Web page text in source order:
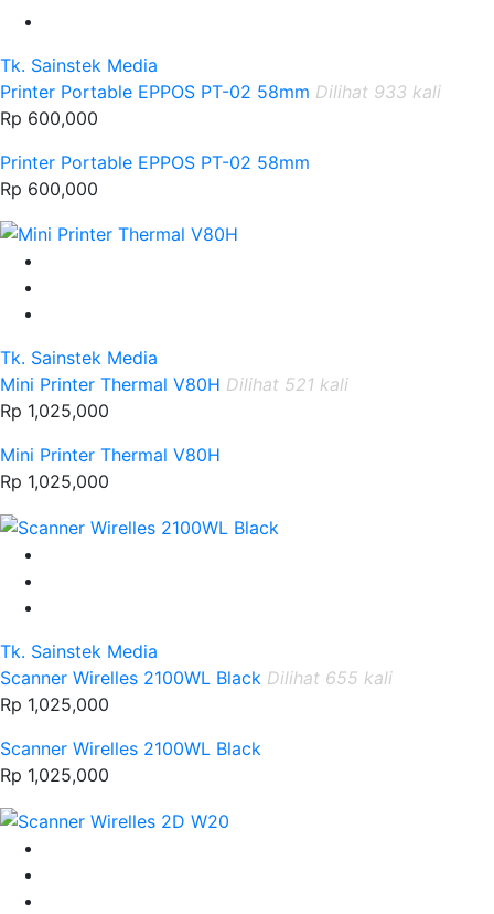
Tk. Sainstek Media
Printer Portable EPPOS PT-02 58mm Dilihat 933 kali
Rp 600,000
Printer Portable EPPOS PT-02 58mm
Rp 600,000
Tk. Sainstek Media
Mini Printer Thermal V80H Dilihat 521 kali
Rp 1,025,000
Mini Printer Thermal V80H
Rp 1,025,000
Tk. Sainstek Media
Scanner Wirelles 2100WL Black Dilihat 655 kali
Rp 1,025,000
Scanner Wirelles 2100WL Black
Rp 1,025,000